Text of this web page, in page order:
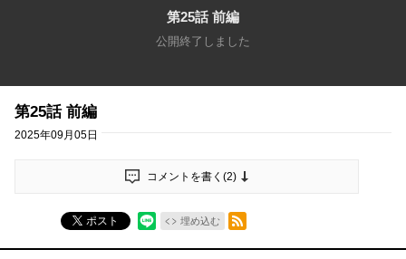
第25話 前編
公開終了しました
第25話 前編
2025年09月05日
コメントを書く(2)
ポスト 埋め込む
RSSフィード